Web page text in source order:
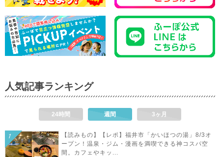
人気記事ランキング
24時間 週間 3ヶ月
【読みもの】【レポ】福井市「かいほつの湯」8/3オ
ープン！温泉・ジム・漫画を満喫できる神コスパ空
間。カフェやキッ...